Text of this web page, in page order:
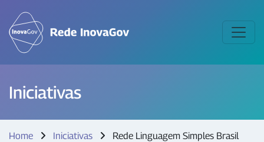
Iniciativas
Home Iniciativas Rede Linguagem Simples Brasil